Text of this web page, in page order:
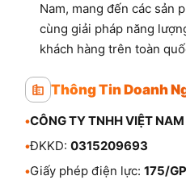
Nam, mang đến các sản
cùng giải pháp năng
khách hàng trên toàn
Thông Tin Doanh
•CÔNG TY TNHH VIỆT
•ĐKKD: 0315209693
•Giấy phép điện lực: 175/